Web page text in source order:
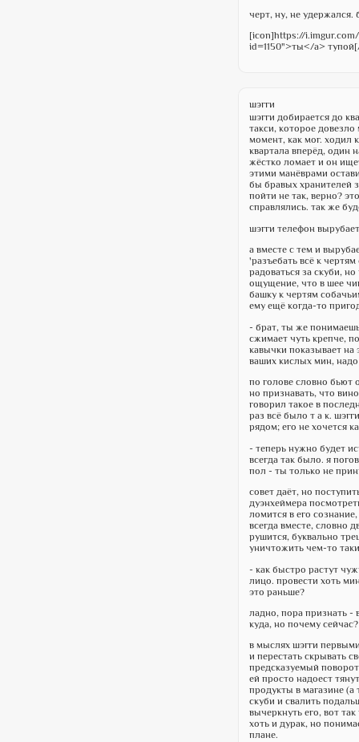
черт, ну, не удержался.
[icon]https://
id=1150">ты</a>
шэгги
шэгги добирается до
такси, которое
момент, как мог. ходил
квартала вперёд, один
жёстко ломает и он
этими манёврами
бы бравых хранителей
пойти не так, верно?
справлялись. так же
шэгги телефон
а вместе с тем и
'разъебать всё к
радоваться за скуби,
ощущение, что в шее
башку к чертям
ему ещё когда-то
- брат, ты же
сжимает чуть крепче,
кавычки показывает на
ваших кислых мин,
по голове словно бьют
но признавать, что
говорил такое в
раз всё было т а к.
рядом; его не хочется
- теперь нужно будет
всегда так было. я
пол - ты только не
совет даёт, но
дуэнхеймера
ломится в его
всегда вместе, словно
рушится, буквально
уничтожить чем-то
- как быстро растут
лицо. провести хоть
это раньше?
ладно, пора признать -
куда, но почему
в мыслях шэгги
и перестать скрывать
предсказуемый
ей просто надоест
продукты в магазине (а
скуби и свалить
вычеркнуть его, вот
хоть и дурак, но
плане.